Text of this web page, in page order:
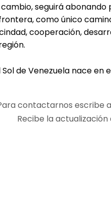
cambio, seguirá
como único
cooperación,
Sol de Venezuela nace en
contactarnos escribe
Recibe la